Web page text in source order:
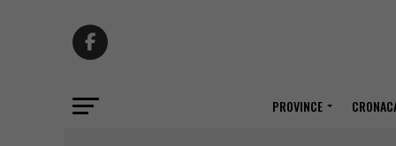
PROVINCE